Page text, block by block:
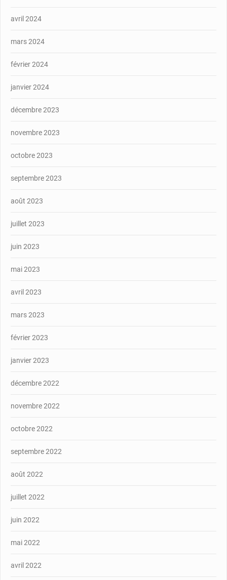
avril 2024
mars 2024
février 2024
janvier 2024
décembre 2023
novembre 2023
octobre 2023
septembre 2023
août 2023
juillet 2023
juin 2023
mai 2023
avril 2023
mars 2023
février 2023
janvier 2023
décembre 2022
novembre 2022
octobre 2022
septembre 2022
août 2022
juillet 2022
juin 2022
mai 2022
avril 2022